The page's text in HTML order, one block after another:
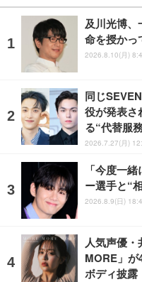
及川光博、
命を授かっ
2026.8.10(月)
同じ
役が発表さ
る“代替服
2026.7.27(月)
「今度一
ー選手と“
2026.8.9(日)
人気声優
MORE」
ボディ披露